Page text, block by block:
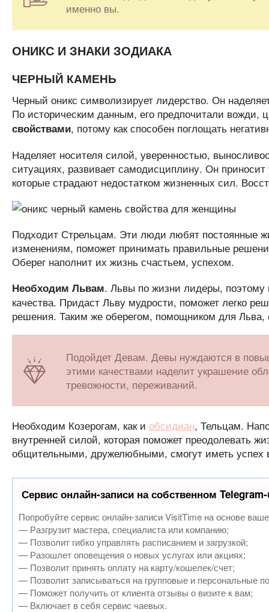
именно вы.
ОНИКС И ЗНАКИ ЗОДИАКА
ЧЕРНЫЙ КАМЕНЬ
Черный оникс символизирует лидерство. Он
По историческим данным, его предпочитали
свойствами, потому как способен поглощать
Наделяет носителя силой, уверенностью,
ситуациях, развивает самодисциплину. Он
которые страдают недостатком жизненных сил.
Подходит Стрельцам. Эти люди любят постоянные
изменениям, поможет принимать правильные
Оберег наполнит их жизнь счастьем, успехом.
Необходим Львам. Львы по жизни лидеры, поэтому
качества. Придаст Льву мудрости, поможет легко
решения. Таким же оберегом, помощником для Льва,
Подойдет Девам. Девы нуждаются в
этими качествами наделит украшение
тревожности, переживаний.
Необходим Козерогам, как и обсидиан, Тельцам.
внутренней силой, которая поможет преодолевать
общительными, дружелюбными, смогут иметь успех
Сервис онлайн-записи на собственном
Попробуйте сервис онлайн-записи VisitTime на основе
— Разгрузит мастера, специалиста или компанию;
— Позволит гибко управлять расписанием и загрузкой;
— Разошлет оповещения о новых услугах или акциях;
— Позволит принять оплату на карту/кошелек/счет;
— Позволит записываться на групповые и персональные
— Поможет получить от клиента отзывы о визите к вам;
— Включает в себя сервис чаевых.